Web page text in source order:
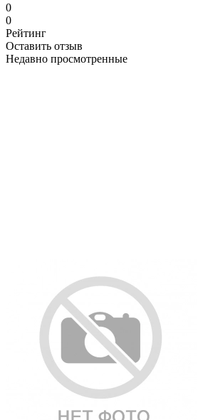
0
0
Рейтинг
Оставить отзыв
Недавно просмотренные